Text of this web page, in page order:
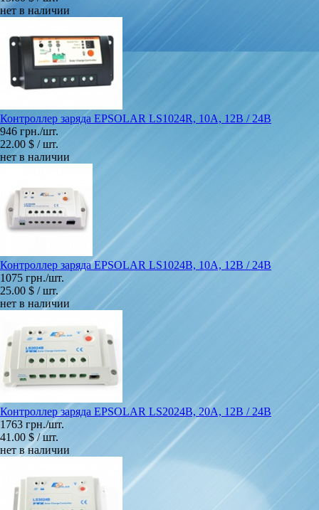
нет в наличии
Контроллер заряда EPSOLAR LS1024R, 10A, 12В / 24В
946 грн./шт.
22.00 $ / шт.
нет в наличии
Контроллер заряда EPSOLAR LS1024B, 10A, 12В / 24В
1075 грн./шт.
25.00 $ / шт.
нет в наличии
Контроллер заряда EPSOLAR LS2024B, 20A, 12В / 24В
1763 грн./шт.
41.00 $ / шт.
нет в наличии